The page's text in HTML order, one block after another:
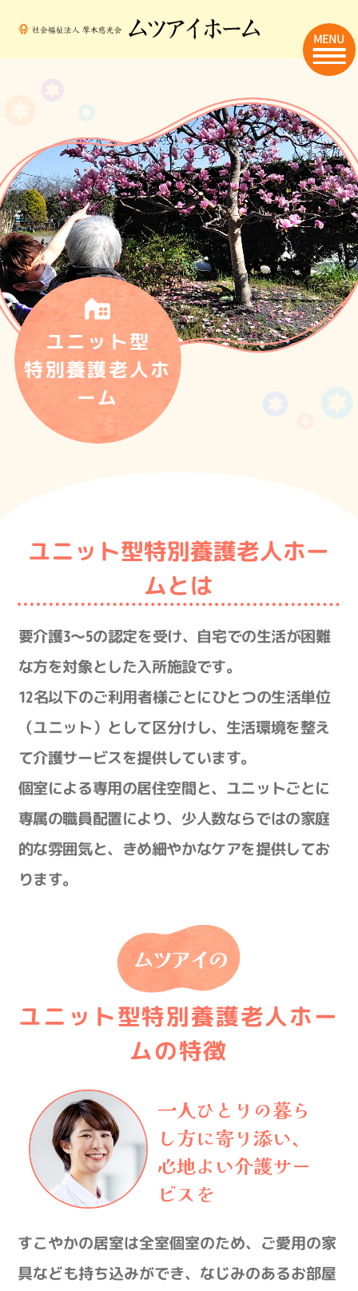
MENU
ユニット型
特別養護老人ホ
ーム
ユニット型特別養護老人ホー
ムとは
要介護3～5の認定を受け、自宅での生活が困難
な方を対象とした入所施設です。
12名以下のご利用者様ごとにひとつの生活単位
（ユニット）として区分けし、 生活環境を整え
て介護サービスを提供しています。
個室による専用の居住空間と、ユニットごとに
専属の職員配置により、 少人数ならではの家庭
的な雰囲気と、きめ細やかなケアを提供してお
ります。
ムツアイの
ユニット型特別養護老人ホー
ムの特徴
一人ひとりの暮ら
し方に寄り添い、
心地よい介護サー
ビスを
すこやかの居室は全室個室のため、ご愛用の家
具なども持ち込みができ、なじみのあるお部屋